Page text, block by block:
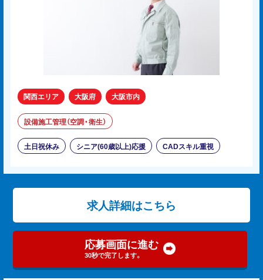
関西エリア 大阪府 大阪市内
設備施工管理（空調・衛生）
土日祝休み シニア(60歳以上)応援 CADスキル重視
求人詳細はこちら
応募画面に進む
30秒で完了します。